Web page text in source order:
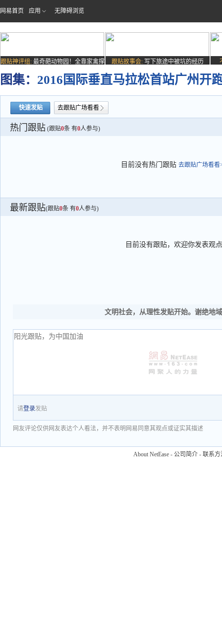
网易首页 应用 无障碍浏览
跟贴神评组: 最奇葩动物园！全靠家禽撑
跟贴故事会: 写下旅途中被坑的经历
图集： 2016国际垂直马拉松首站广州开
快速发贴 去跟贴广场看看
热门跟贴 (跟贴0条 有0人参与)
目前没有热门跟贴 去跟贴广场看看
最新跟贴(跟贴0条 有0人参与)
目前没有跟贴，欢迎你发表观点
文明社会，从理性发贴开始。谢绝地
请登录发贴
网友评论仅供网友表达个人看法，并不表明网易同意其观点或证实其描述
About NetEase - 公司简介 - 联系方